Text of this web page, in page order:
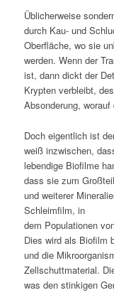
Üblicherweise
durch Kau- und
Oberfläche, wo sie
werden. Wenn der
ist, dann dickt der
Krypten verbleibt,
Absonderung, worauf
Doch eigentlich ist
weiß inzwischen,
lebendige Biofilme
dass sie zum
und weiterer
Schleimfilm, in
dem Populationen
Dies wird als Biofilm
und die
Zellschuttmaterial.
was den stinkigen